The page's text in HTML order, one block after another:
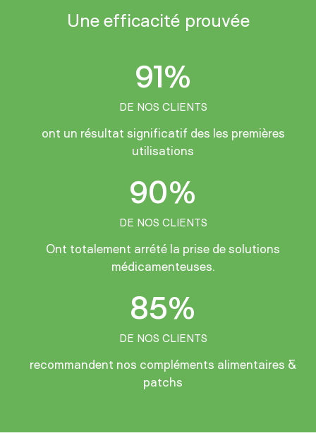
Une efficacité prouvée
91%
DE NOS CLIENTS
ont un résultat significatif des les premières
utilisations
90%
DE NOS CLIENTS
Ont totalement arrété la prise de solutions
médicamenteuses.
85%
DE NOS CLIENTS
recommandent nos compléments alimentaires &
patchs